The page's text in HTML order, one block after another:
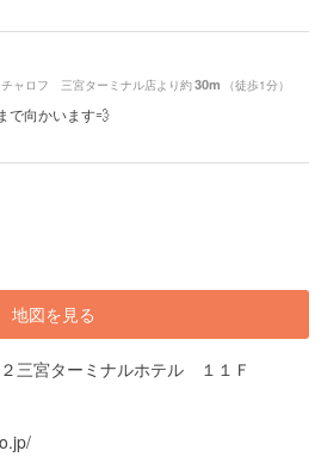
チャロフ 三宮ターミナル店より約30m （徒歩1分）
で向かいます💨
地図を見る
三宮ターミナルホテル １１Ｆ